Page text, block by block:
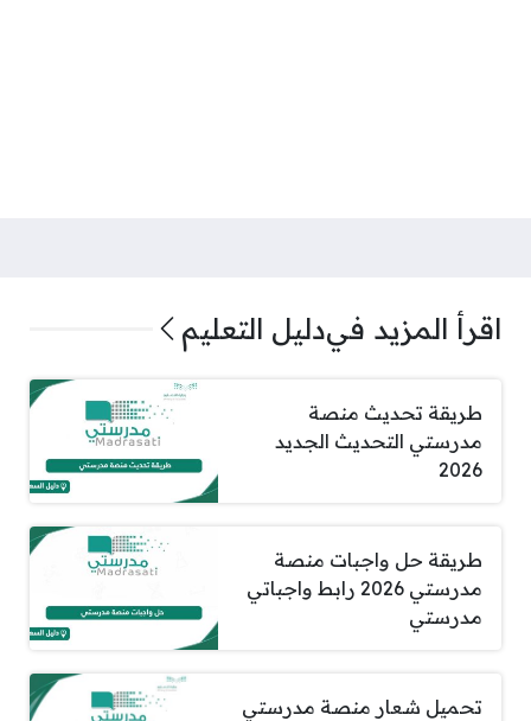
اقرأ المزيد فيدليل التعليم
طريقة تحديث منصة
مدرستي التحديث الجديد
2026
طريقة حل واجبات منصة
مدرستي 2026 رابط واجباتي
مدرستي
تحميل شعار منصة مدرستي